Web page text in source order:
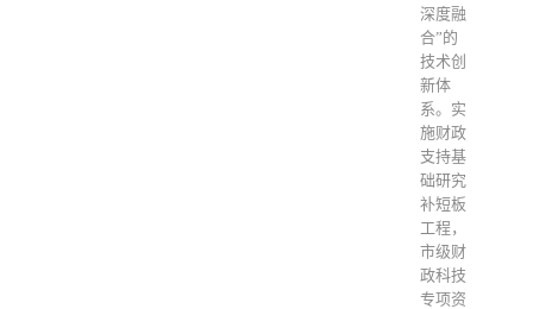
深度融
合”的
技术创
新体
系。实
施财政
支持基
础研究
补短板
工程，
市级财
政科技
专项资